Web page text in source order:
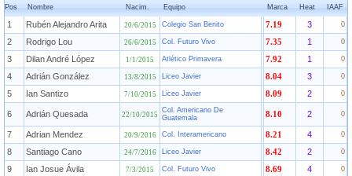
Pos Nombre Nacim. Equipo Marca Heat IAAF
1 Rubén Alejandro Arita 20/6/2015 Colegio San Benito 7.19 3 0
2 Rodrigo Lou 26/6/2015 Col. Futuro Vivo 7.35 1 0
3 Dilan André López 1/1/2015 Atlético Primavera 7.92 1 0
4 Adrián González 13/8/2015 Liceo Javier 8.04 3 0
5 Ian Santizo 7/10/2015 Liceo Javier 8.09 2 0
6 Adrián Quesada 22/10/2015
Col. Americano De
Guatemala
8.10 2 0
7 Adrian Mendez 20/9/2016 Col. Interamericano 8.21 4 0
8 Santiago Cano 24/7/2016 Liceo Javier 8.42 2 0
9 Ian Josue Ávila 7/3/2015 Col. Futuro Vivo 8.69 4 0